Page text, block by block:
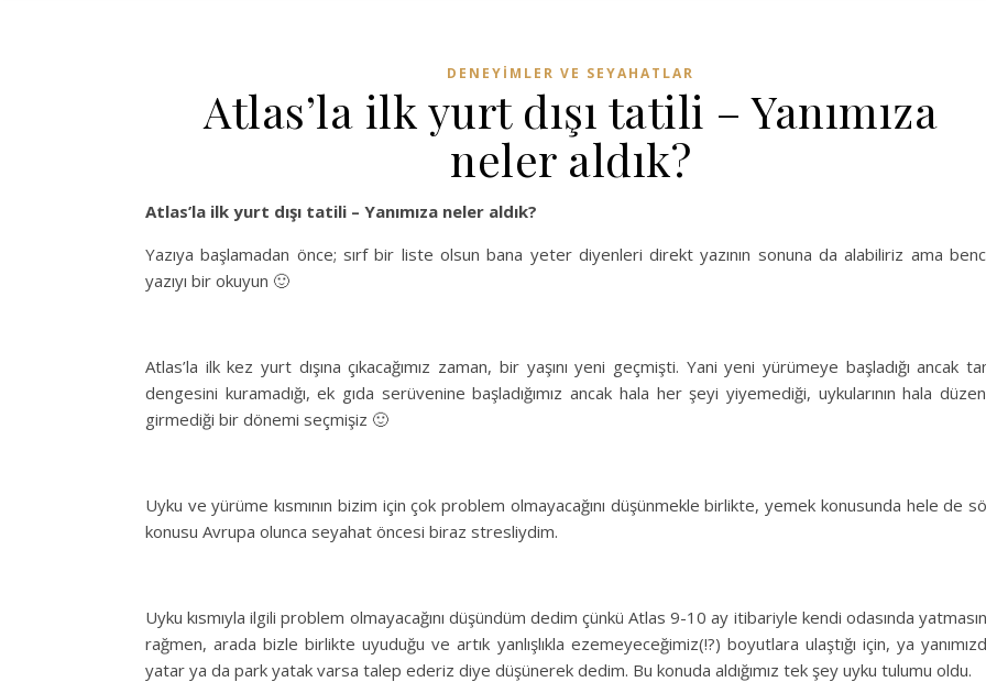
DENEYİMLER VE SEYAHATLAR
Atlas’la ilk yurt dışı tatili – Yanımıza
neler aldık?
Atlas’la ilk yurt dışı tatili – Yanımıza neler aldık?
Yazıya başlamadan önce; sırf bir liste olsun bana yeter diyenleri direkt yazının sonuna da alabiliriz ama
yazıyı bir okuyun 🙂
Atlas’la ilk kez yurt dışına çıkacağımız zaman, bir yaşını yeni geçmişti. Yani yeni yürümeye başladığı ancak
dengesini kuramadığı, ek gıda serüvenine başladığımız ancak hala her şeyi yiyemediği, uykularının hala
girmediği bir dönemi seçmişiz 🙂
Uyku ve yürüme kısmının bizim için çok problem olmayacağını düşünmekle birlikte, yemek konusunda hele de
konusu Avrupa olunca seyahat öncesi biraz stresliydim.
Uyku kısmıyla ilgili problem olmayacağını düşündüm dedim çünkü Atlas 9-10 ay itibariyle kendi odasında
rağmen, arada bizle birlikte uyuduğu ve artık yanlışlıkla ezemeyeceğimiz(!?) boyutlara ulaştığı için, ya
yatar ya da park yatak varsa talep ederiz diye düşünerek dedim. Bu konuda aldığımız tek şey uyku tulumu oldu.